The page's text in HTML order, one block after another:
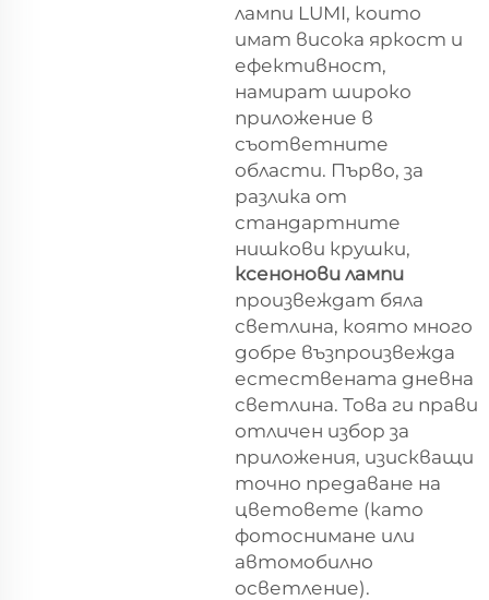
лампи LUMI, които
имат висока яркост и
ефективност,
намират широко
приложение в
съответните
области. Първо, за
разлика от
стандартните
нишкови крушки,
ксенонови лампи
произвеждат бяла
светлина, която много
добре възпроизвежда
естествената дневна
светлина. Това ги прави
отличен избор за
приложения, изискващи
точно предаване на
цветовете (като
фотоснимане или
автомобилно
осветление).